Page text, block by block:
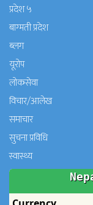
प्रदेश ५
बाग्मती प्रदेश
ब्लग
यूरोप
लोकसेवा
विचार/आलेख
समाचार
सुचना प्रविधि
स्वास्थ्य